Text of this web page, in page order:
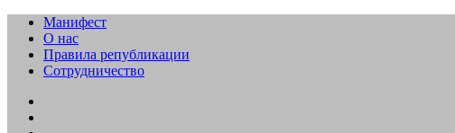
Манифест
О нас
Правила републикации
Сотрудничество